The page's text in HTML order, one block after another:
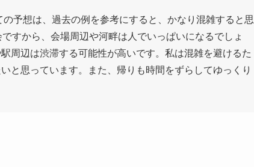
予想は、過去の例を参考にすると、かなり混雑すると思
すから、会場周辺や河畔は人でいっぱいになるでしょ
周辺は渋滞する可能性が高いです。私は混雑を避けるた
と思っています。また、帰りも時間をずらしてゆっくり